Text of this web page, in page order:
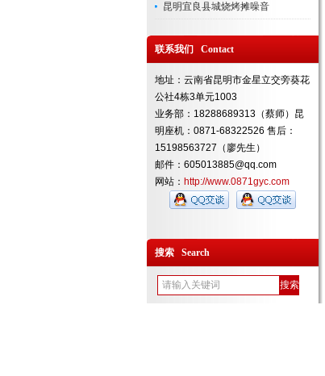
昆明宜良县城烧烤摊噪音
联系我们 Contact
地址：云南省昆明市金星立交旁葵花
公社4栋3单元1003
业务部：18288689313（蔡师）昆
明座机：0871-68322526 售后：
15198563727（廖先生）
邮件：605013885@qq.com
网站： http://www.0871gyc.com
搜索 Search